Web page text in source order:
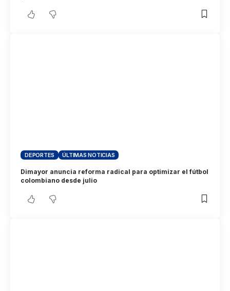
DEPORTES ÚLTIMAS NOTICIAS
Dimayor anuncia reforma radical para optimizar el fútbol
colombiano desde julio